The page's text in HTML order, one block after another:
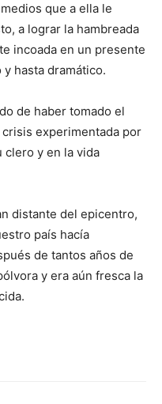
que a ella le
a lograr la hambreada
incoada en un presente
hasta dramá­tico.
de haber tomado el
experimentada por
clero y en la vida
distante del epicentro,
país hacía
de tantos años de
y era aún fresca la